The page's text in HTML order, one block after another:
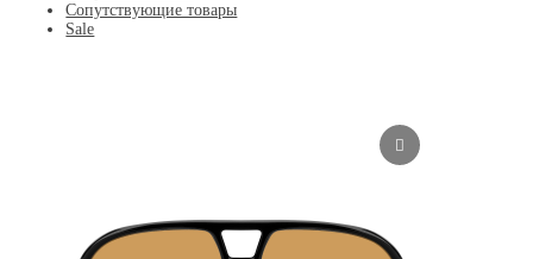
Сопутствующие товары
Sale